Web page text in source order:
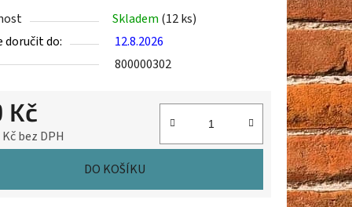
Skladem (12 ks)
doručit do:
12.8.2026
800000302
Kč
bez DPH
DO KOŠÍKU